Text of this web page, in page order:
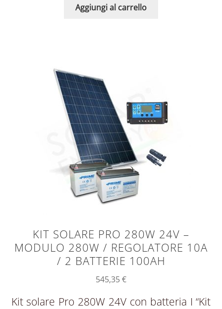
Aggiungi al carrello
KIT SOLARE PRO 280W 24V –
MODULO 280W / REGOLATORE 10A
/ 2 BATTERIE 100AH
545,35€
Kit solare Pro 280W 24V con batteria I “Kit